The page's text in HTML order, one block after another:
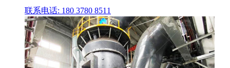
联系电话: 180 3780 8511